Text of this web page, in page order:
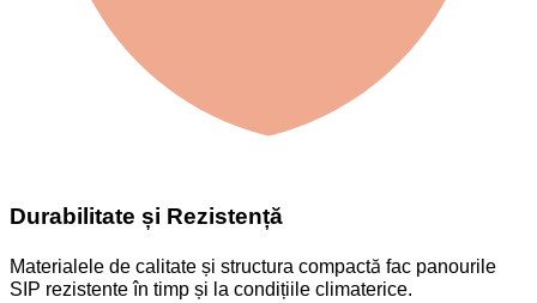
Durabilitate și Rezistență
Materialele de calitate și structura compactă fac panourile
SIP rezistente în timp și la condițiile climaterice.